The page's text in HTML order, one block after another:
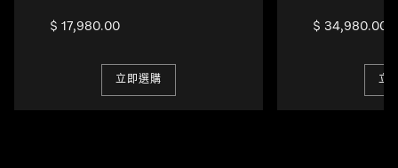
$ 17,980.00
立即選購
$ 34,980.00
立